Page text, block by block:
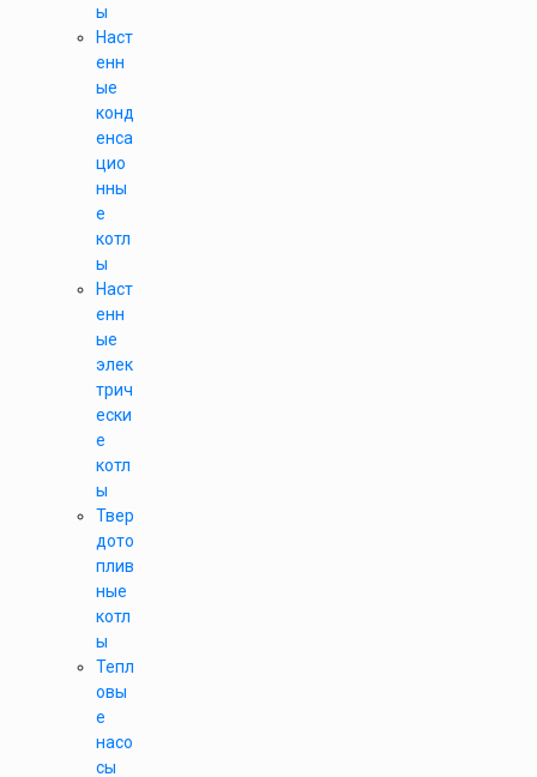
ы
Наст
енн
ые
конд
енса
цио
нны
е
котл
ы
Наст
енн
ые
элек
трич
ески
е
котл
ы
Твер
дото
плив
ные
котл
ы
Тепл
овы
е
насо
сы